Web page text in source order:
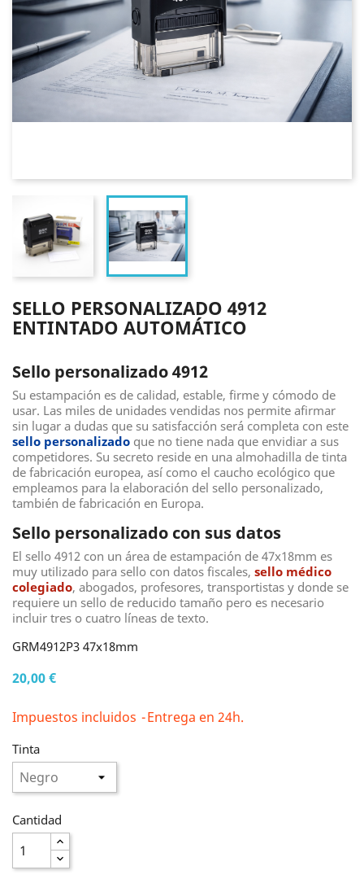
SELLO PERSONALIZADO 4912
ENTINTADO AUTOMÁTICO
Sello personalizado 4912
Su estampación es de calidad, estable, firme y cómodo de
usar. Las miles de unidades vendidas nos permite afirmar
sin lugar a dudas que su satisfacción será completa con este
sello personalizado que no tiene nada que envidiar a sus
competidores. Su secreto reside en una almohadilla de tinta
de fabricación europea, así como el caucho ecológico que
empleamos para la elaboración del sello personalizado,
también de fabricación en Europa.
Sello personalizado con sus datos
El sello 4912 con un área de estampación de 47x18mm es
muy utilizado para sello con datos fiscales, sello médico
colegiado, abogados, profesores, transportistas y donde se
requiere un sello de reducido tamaño pero es necesario
incluir tres o cuatro líneas de texto.
GRM4912P3 47x18mm
20,00 €
Impuestos incluidos Entrega en 24h.
Tinta
Cantidad